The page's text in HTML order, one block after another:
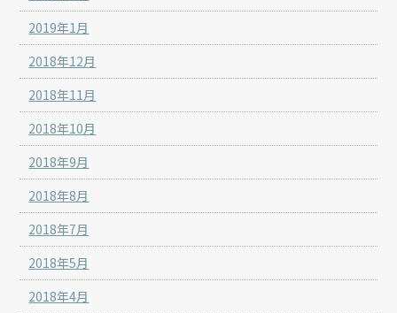
2019年1月
2018年12月
2018年11月
2018年10月
2018年9月
2018年8月
2018年7月
2018年5月
2018年4月